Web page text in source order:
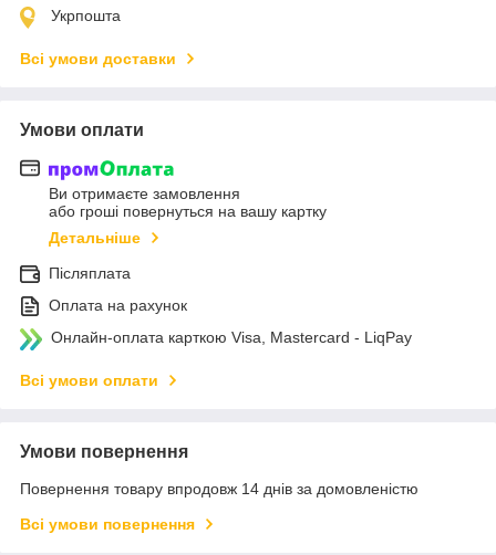
Укрпошта
Всі умови доставки
Умови оплати
Ви отримаєте замовлення
або гроші повернуться на вашу картку
Детальніше
Післяплата
Оплата на рахунок
Онлайн-оплата карткою Visa, Mastercard - LiqPay
Всі умови оплати
Умови повернення
Повернення товару впродовж 14 днів за домовленістю
Всі умови повернення